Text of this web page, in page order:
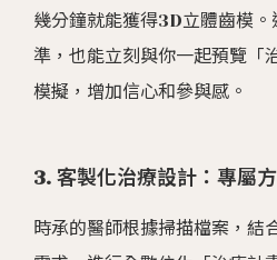
幾分鐘就能獲得3D立體齒模
準，也能立刻與你一起預覽「
模擬，增加信心和參與感。
3. 客製化治療設計：專屬
時承的醫師根據掃描檔案，結